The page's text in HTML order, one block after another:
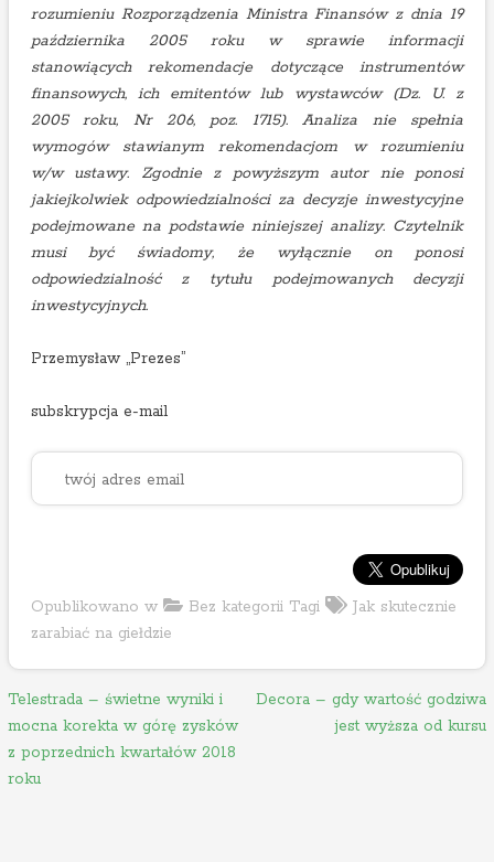
rozumieniu Rozporządzenia Ministra Finansów z dnia 19
października 2005 roku w sprawie informacji
stanowiących rekomendacje dotyczące instrumentów
finansowych, ich emitentów lub wystawców (Dz. U. z
2005 roku, Nr 206, poz. 1715). Analiza nie spełnia
wymogów stawianym rekomendacjom w rozumieniu
w/w ustawy. Zgodnie z powyższym autor nie ponosi
jakiejkolwiek odpowiedzialności za decyzje inwestycyjne
podejmowane na podstawie niniejszej analizy. Czytelnik
musi być świadomy, że wyłącznie on ponosi
odpowiedzialność z tytułu podejmowanych decyzji
inwestycyjnych.
Przemysław „Prezes”
subskrypcja e-mail
Opublikowano w Bez kategorii Tagi
Jak skutecznie
zarabiać na giełdzie
N
a
w
Telestrada – świetne wyniki i
mocna korekta w górę zysków
z poprzednich kwartałów 2018
roku
Decora – gdy wartość godziwa
jest wyższa od kursu